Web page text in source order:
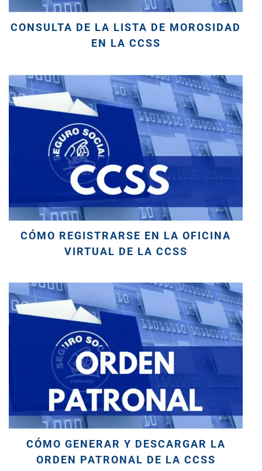
CONSULTA DE LA LISTA DE MOROSIDAD
EN LA CCSS
CÓMO REGISTRARSE EN LA OFICINA
VIRTUAL DE LA CCSS
CÓMO GENERAR Y DESCARGAR LA
ORDEN PATRONAL DE LA CCSS